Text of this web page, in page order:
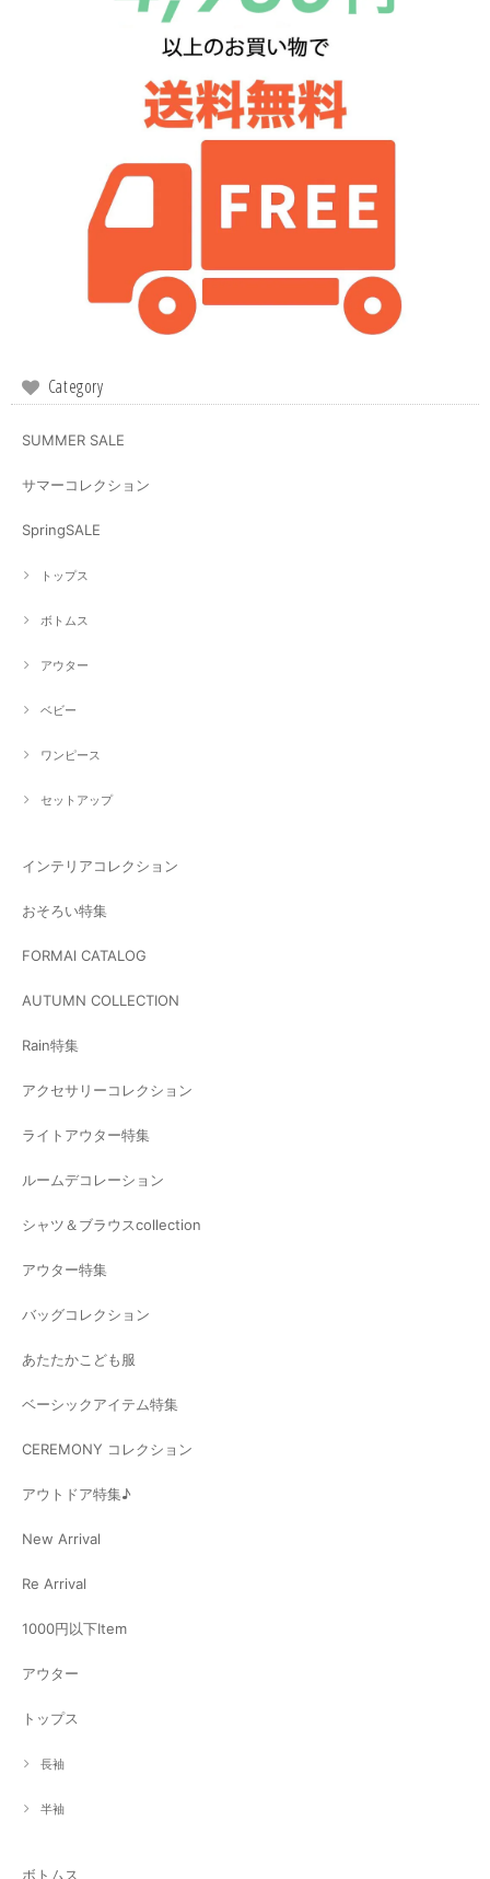
Category
SUMMER SALE
サマーコレクション
SpringSALE
トップス
ボトムス
アウター
ベビー
ワンピース
セットアップ
インテリアコレクション
おそろい特集
FORMAl CATALOG
AUTUMN COLLECTION
Rain特集
アクセサリーコレクション
ライトアウター特集
ルームデコレーション
シャツ＆ブラウスcollection
アウター特集
バッグコレクション
あたたかこども服
ベーシックアイテム特集
CEREMONY コレクション
アウトドア特集♪
New Arrival
Re Arrival
1000円以下Item
アウター
トップス
長袖
半袖
ボトムス